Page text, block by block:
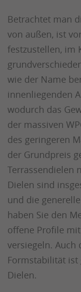
Betrachtet man
von außen, ist
festzustellen, im
wie der Name
innenliegenden
wodurch das
der massiven
des geringeren
der Grundpreis
Terrassendielen
Dielen sind
und die
haben Sie den
offene Profile
versiegeln. Auch
Formstabilität ist
Dielen.